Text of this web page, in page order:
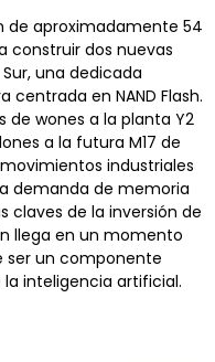
de aproximadamente 54
construir dos nuevas
una dedicada
centrada en NAND Flash.
de wones a la planta Y2
a la futura M17 de
industriales
demanda de memoria
claves de la inversión de
llega en un momento
ser un componente
inteligencia artificial.